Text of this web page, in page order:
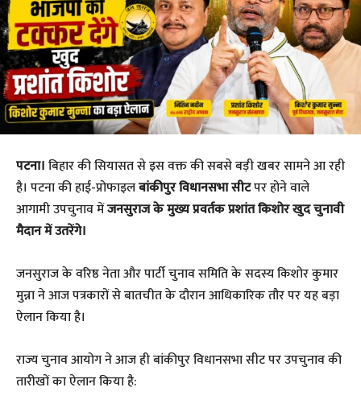
पटना।बिहार की सियासत से इस वक्त की सबसे बड़ी खबर सामने आ रही
है। पटना की हाई-प्रोफाइलबांकीपुर विधानसभा सीटपर होने वाले
आगामी उपचुनाव मेंजनसुराज के मुख्य प्रवर्तक प्रशांत किशोर खुद चुनावी
मैदान में उतरेंगे।
​जनसुराज के वरिष्ठ नेता और पार्टी चुनाव समिति के सदस्य किशोर कुमार
मुन्ना ने आज पत्रकारों से बातचीत के दौरान आधिकारिक तौर पर यह बड़ा
ऐलान किया है।
​राज्य चुनाव आयोग ने आज ही बांकीपुर विधानसभा सीट पर उपचुनाव की
तारीखों का ऐलान किया है: